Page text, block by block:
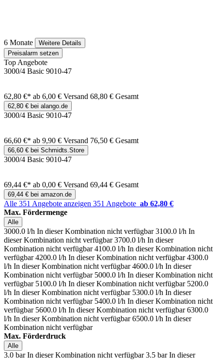
6 Monate
Weitere Details
Preisalarm setzen
Top Angebote
3000/4 Basic 9010-47
62,80 €* ab 6,00 € Versand 68,80 € Gesamt
62,80 € bei alango.de
3000/4 Basic 9010-47
66,60 €* ab 9,90 € Versand 76,50 € Gesamt
66,60 € bei Schmidts.Store
3000/4 Basic 9010-47
69,44 €* ab 0,00 € Versand 69,44 € Gesamt
69,44 € bei amazon.de
Alle 351 Angebote anzeigen 351 Angebote ab 62,80 €
Max. Fördermenge
Alle
3000.0 l/h In dieser Kombination nicht verfügbar 3100.0 l/h In
dieser Kombination nicht verfügbar 3700.0 l/h In dieser
Kombination nicht verfügbar 4100.0 l/h In dieser Kombination nicht
verfügbar 4200.0 l/h In dieser Kombination nicht verfügbar 4300.0
l/h In dieser Kombination nicht verfügbar 4600.0 l/h In dieser
Kombination nicht verfügbar 5000.0 l/h In dieser Kombination nicht
verfügbar 5100.0 l/h In dieser Kombination nicht verfügbar 5200.0
l/h In dieser Kombination nicht verfügbar 5300.0 l/h In dieser
Kombination nicht verfügbar 5400.0 l/h In dieser Kombination nicht
verfügbar 5600.0 l/h In dieser Kombination nicht verfügbar 6300.0
l/h In dieser Kombination nicht verfügbar 6500.0 l/h In dieser
Kombination nicht verfügbar
Max. Förderdruck
Alle
3.0 bar In dieser Kombination nicht verfügbar 3.5 bar In dieser